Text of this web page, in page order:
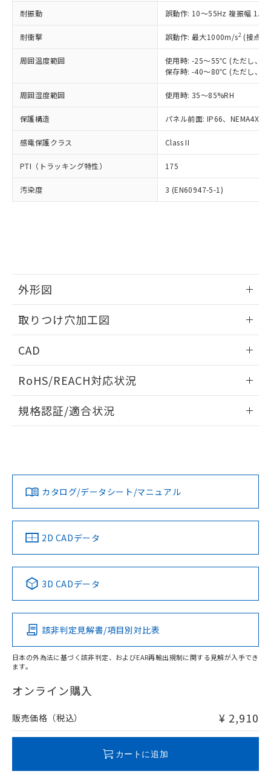
耐振動 誤動作: 10～55Hz 複振幅
耐衝撃 誤動作: 最大1000m/s2 (接点
周囲温度範囲
使用時: -25～55℃ (ただし、氷
保存時: -40～80℃ (ただし、氷
周囲湿度範囲 使用時: 35～85%RH
保護構造 パネル前面: IP66、NEMA4X,
感電保護クラス Class II
PTI（トラッキング特性） 175
汚染度 3 (EN60947-5-1)
外形図
取りつけ穴加工図
CAD
ドすることができます。
ログイン/会員登録
ダウンロードデータをご利用いただく前に、以下を必ずお読
みください。
ソフトウェアの使用条件
RoHS/REACH対応状況
EU RoHS 注意事項・凡例
対応済み
中国 RoHS 注意事項・凡例
Pb Hg Cd Cr(VI)
O
在庫等で未対応品が混在する可能性があります。
問い合わせください。
規格認証/適合状況
LR型式承認
（イギリス
船舶規格）
DNV型式承認
（ノルウェー
BV型式承認
（フランス
KR型式
（韓国
No No No No
この製品の規格認証/適合状況ページへ
その他の認証はこちらのページからご検索ください
カタログ/データシート/マニュアル
2D CADデータ
3D CADデータ
該非判定見解書/項目別対比表
日本の外為法に基づく該非判定、およびEAR再輸出規制に関する見解が入手でき
ます。
オンライン購入
販売価格（税込） ¥ 2,910
カートに追加
正式な納期状況および標準価格はお客
様のお取引先、またはお客様担当のオ
ムロン制御機器販売店・当社販売員に
オムロン制御機器販売店や当社販売拠
販売ネットワーク
」をご確認
在庫状況および標準価格結果を当社の
示しないようお願いします。
マイパーツ機能（部品リスト作成サー
ビス）をご利用いただくには、I-Web
メンバーズにご登録されている必要が
お客様が当ウェブサイト上で当社にご
登録された部品リストについて、当社
の共同利用に関して"
の「1.共同利
指します。
ルベンジル（BBP） 1000ppm以下、フタル酸ジブチル
（DBP） 1000ppm以下、フタル酸ジイソブチル
但し、RoHS指令で産業用監視および制御機器に対する
フタル酸エステル類の４物質については閾値を超える意
図的な使用がないことを確認しています。
部品在庫の切り替え状況などにより、予定
月が前後することがあります。
※3 非含有証明書ダウンロード
51物質の非含有証明書（当社基準）
※本証明書は発行日時点で非含有を証明す
るもので、過去に遡って非含有を証明する
また、RoHS指令のフタル酸エステル類４
物質の対応では、対応完了までの期間は出
既に当社にて対応品への在庫切替を完了
していることから、特段のことがない限
り、2022年1月12日より割愛しておりま
す。
DBP(フタル酸ジブチル) : 1000ppm、 DIBP(フタル酸ジ
イソブチル) : 1000ppm、 BBP(フタル酸ブチルベンジ
「ｅ」：有害物質（10物質）のすべてが基
準値以下であることを示します。
「10」：通常の使用状況下において有害物
質が外部に漏えいし、環境に深刻な影響を
及ぼさない年数を意味します。
「－」：未確認です。当社販売部門へお問
全に破砕するなど、違法に輸出されな
いよう必要な手段を講じます。
当社は貴社製品を、核兵器、ミサイ
ル、化学兵器、生物兵器またはその他
武器並びにこれらの製造装置等に一切
当社は、貴社製品を第三者に販売する
場合は、上記1、2および3の内容を当
該第三者に通知します。また当社は、
販売先および販売に係わる関係者が違
法に輸出するおそれがある場合は、取
－
在庫なし(最新の在庫状況につ
いては、お客様のお取引先、ま
たはお客様担当のオムロン制御
機器販売店・当社販売員にご確
空
受注生産機種、また在庫状況の
情報を公開していない機種